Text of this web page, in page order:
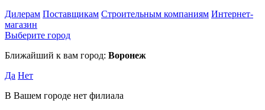
Дилерам Поставщикам Строительным компаниям Интернет-
магазин
Выберите город
Ближайший к вам город: Воронеж
Да Нет
В Вашем городе нет филиала